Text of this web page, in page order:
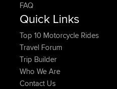
FAQ
Quick Links
Top 10 Motorcycle Rides
Travel Forum
Trip Builder
Who We Are
Contact Us